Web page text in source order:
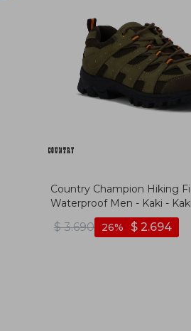
Country Champion Hiking
Waterproof Men - Kaki - Kaki
$ 3.690 $ 2.694
26